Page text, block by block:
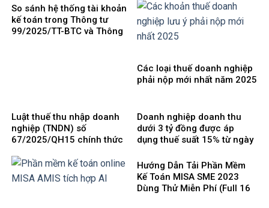
So sánh hệ thống tài khoản
kế toán trong Thông tư
99/2025/TT-BTC và Thông
Các loại thuế doanh nghiệp
phải nộp mới nhất năm 2025
Luật thuế thu nhập doanh
nghiệp (TNDN) số
67/2025/QH15 chính thức
01/10/2025 và 8 điểm mới
cần lưu ý
Doanh nghiệp doanh thu
dưới 3 tỷ đồng được áp
dụng thuế suất 15% từ ngày
Hướng Dẫn Tải Phần Mềm
Kế Toán MISA SME 2023
Dùng Thử Miễn Phí (Full 16